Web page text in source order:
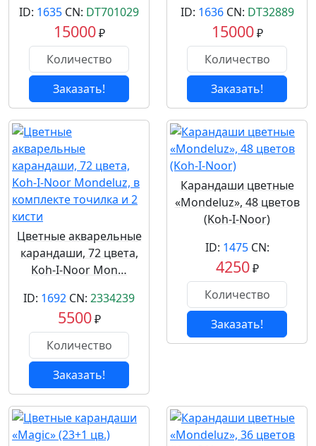
ID: 1635 CN: DT701029
15000₽
Заказать!
ID: 1636CN: DT32889
15000₽
Заказать!
Цветные акварельные
карандаши, 72 цвета,
Koh-I-Noor Mon…
ID: 1692 CN: 2334239
5500₽
Заказать!
Карандаши цветные
«Mondeluz», 48 цветов
(Koh-I-Noor)
ID: 1475CN:
4250₽
Заказать!